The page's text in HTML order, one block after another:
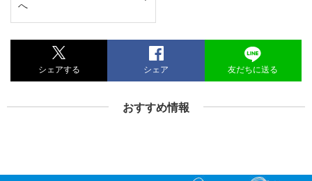
へ
シェアする シェア 友だちに送る
おすすめ情報